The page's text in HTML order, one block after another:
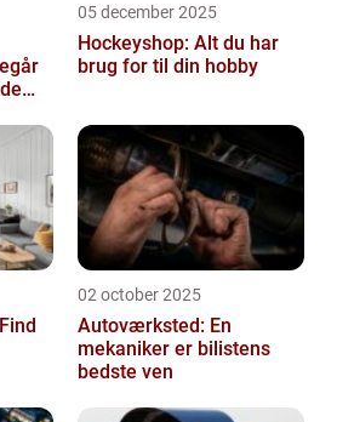
05 december 2025
Hockeyshop: Alt du har
brug for til din hobby
02 october 2025
Autoværksted: En
mekaniker er bilistens
bedste ven